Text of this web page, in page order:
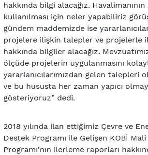
hakkında bilgi alacağız.
kullanılması için neler yapabiliriz
gündem maddemizde ise
projelere ilişkin talepler ve projelerle
hakkında bilgiler alacağız.
ölçüde projelerin uygulanmasını
yararlanıcılarımızdan gelen talepleri
ve bu hususta her zaman yapıcı
gösteriyoruz” dedi.
2018 yılında ilan ettiğimiz Çevre ve
Destek Programı ile Gelişen KOBİ
Programı’nın ilerleme raporları